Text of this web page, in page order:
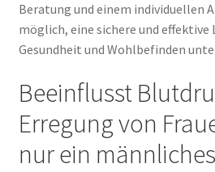
Beratung und einem individuellen
möglich, eine sichere und effektive
Gesundheit und Wohlbefinden
Beeinflusst
Erregung von
nur ein